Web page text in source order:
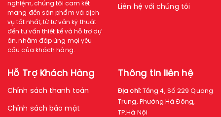
nghiệm, chúng tôi cam kết
mang đến sản phẩm và dịch
vụ tốt nhất, từ tư vấn kỹ thuật
đến tư vấn thiết kế và hỗ trợ dự
án, nhằm đáp ứng mọi yêu
cầu của khách hàng.
Liên hệ với chúng tôi
Hỗ Trợ Khách Hàng
Chính sách thanh toán
Chính sách bảo mật
Thông tin liên hệ
Địa chỉ:Tầng 4, Số 229 Quang
Trung, Phường Hà Đông,
TP.Hà Nội